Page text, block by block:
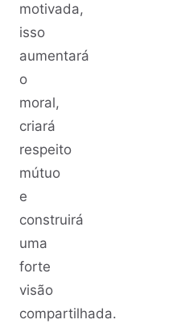
motivada,
isso
aumentará
o
moral,
criará
respeito
mútuo
e
construirá
uma
forte
visão
compartilhada.